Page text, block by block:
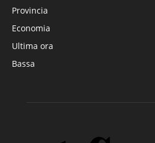
Provincia
Economia
Ultima ora
Bassa